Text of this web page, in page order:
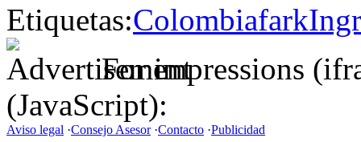
Etiquetas:Colombiafark
For impressions
(JavaScript):
Aviso legal ·Consejo Asesor·Contacto ·Publicidad